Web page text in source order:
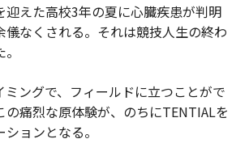
迎えた高校3年の夏に心臓疾患が判明
儀なくされる。それは競技人生の終わ
ミングで、フィールドに立つことがで
の痛烈な原体験が、のちにTENTIALを
ョンとなる。